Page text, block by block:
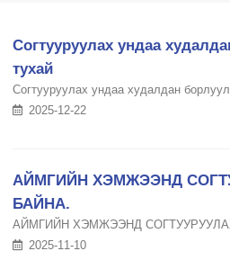
Согтууруулах ундаа
тухай
Согтууруулах ундаа худалдан
2025-12-22
АЙМГИЙН ХЭМЖЭЭНД
БАЙНА.
АЙМГИЙН ХЭМЖЭЭНД
2025-11-10